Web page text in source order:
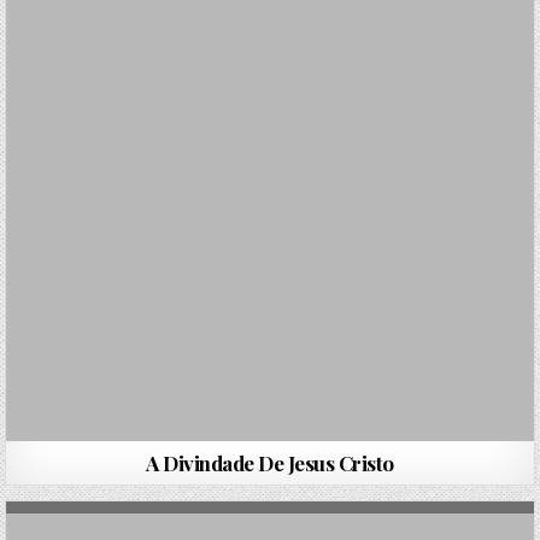
A Divindade De Jesus Cristo